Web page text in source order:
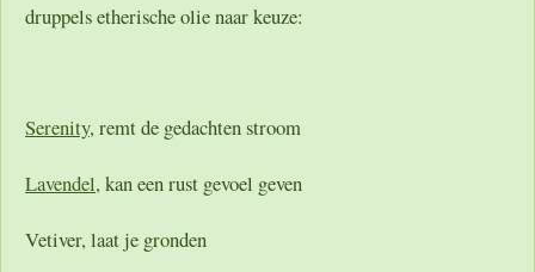
druppels etherische olie naar keuze:
Serenity, remt de gedachten stroom
Lavendel, kan een rust gevoel geven
Vetiver, laat je gronden